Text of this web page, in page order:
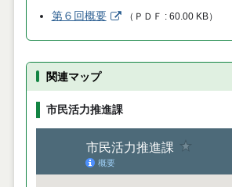
第６回概要 （ ＰＤＦ 60.00 KB）
関連マップ
市民活力推進課